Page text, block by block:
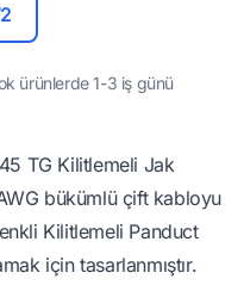
ürünlerde 1-3 iş günü
TG Kilitlemeli Jak
bükümlü çift kabloyu
Kilitlemeli Panduct
için tasarlanmıştır.